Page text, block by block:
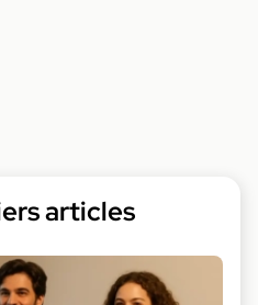
articles